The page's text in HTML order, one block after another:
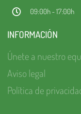
09:00h - 17:00h
INFORMACIÓN
Únete a nuestro
Aviso legal
Política de